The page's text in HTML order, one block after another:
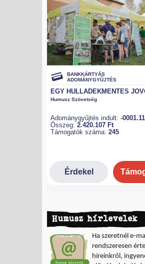
Humusz hírlevelek
Ha szeretnél e-
rendszeresen
híreinkről,